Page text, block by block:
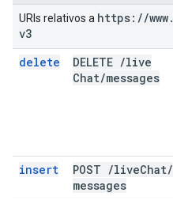
URIs relativos a https: //www.
v3
delete
DELETE /live
Chat/messages
insert POST /liveChat/
messages